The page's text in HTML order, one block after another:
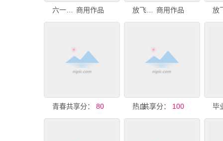
六一儿童节放飞梦想 商用作品 放飞梦想快乐成长文化墙 商用作品
青春放飞梦想毕业场景
共享分： 80 热血青春放飞梦想海报
共享分： 100